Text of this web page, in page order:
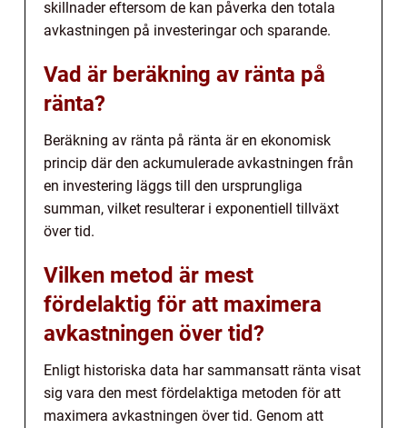
skillnader eftersom de kan påverka den totala
avkastningen på investeringar och sparande.
Vad är beräkning av ränta på
ränta?
Beräkning av ränta på ränta är en ekonomisk
princip där den ackumulerade avkastningen från
en investering läggs till den ursprungliga
summan, vilket resulterar i exponentiell tillväxt
över tid.
Vilken metod är mest
fördelaktig för att maximera
avkastningen över tid?
Enligt historiska data har sammansatt ränta visat
sig vara den mest fördelaktiga metoden för att
maximera avkastningen över tid. Genom att